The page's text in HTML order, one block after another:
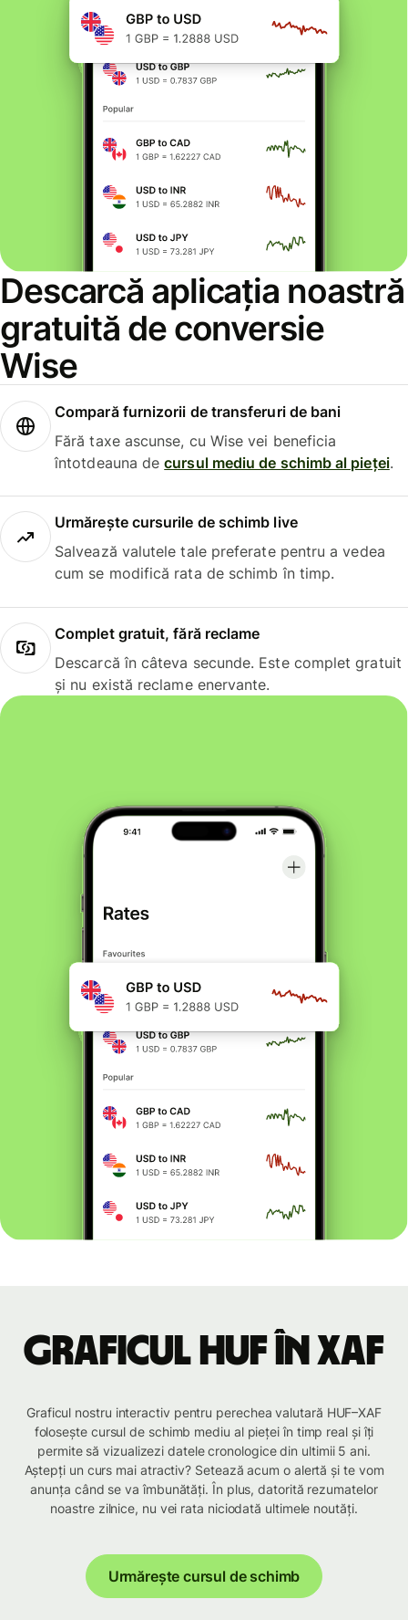
Descarcă aplicația noastră
gratuită de conversie
Wise
Compară furnizorii de transferuri de bani
Fără taxe ascunse, cu Wise vei beneficia
întotdeauna decursul mediu de schimb al pieței.
Urmărește cursurile de schimb live
Salvează valutele tale preferate pentru a vedea
cum se modifică rata de schimb în timp.
Complet gratuit, fără reclame
Descarcă în câteva secunde. Este complet gratuit
și nu există reclame enervante.
Graficul HUF în XAF
Graficul nostru interactiv pentru perechea valutară HUF–XAF
folosește cursul de schimb mediu al pieței în timp real și îți
permite să vizualizezi datele cronologice din ultimii 5 ani.
Aștepți un curs mai atractiv? Setează acum o alertă și te vom
anunța când se va îmbunătăți. În plus, datorită rezumatelor
noastre zilnice, nu vei rata niciodată ultimele noutăți.
Urmărește cursul de schimb